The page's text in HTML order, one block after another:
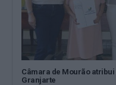
Câmara de Mourão atribui
Granjarte